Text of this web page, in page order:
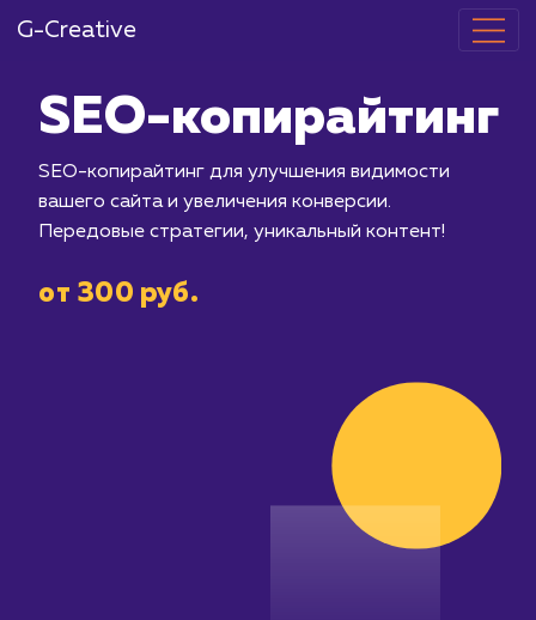
G-Creative
SEO-
SEO-копирайтинг для улучшения
вашего сайта и увеличения